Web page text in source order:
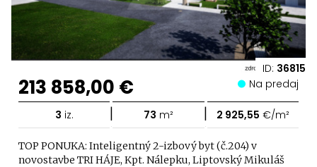
ID: 36815
213 858,00 € Na predaj
3 iz. | 73 m² | 2 925,55 €/m²
TOP PONUKA: Inteligentný 2-izbový byt (č.204) v
novostavbe TRI HÁJE, Kpt. Nálepku, Liptovský Mikuláš